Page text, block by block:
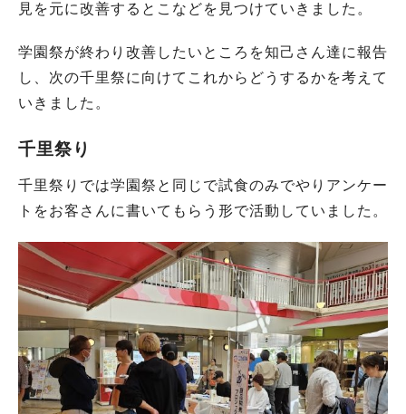
見を元に改善するとこなどを見つけていきました。
学園祭が終わり改善したいところを知己さん達に報告
し、次の千里祭に向けてこれからどうするかを考えて
いきました。
千里祭り
千里祭りでは学園祭と同じで試食のみでやりアンケー
トをお客さんに書いてもらう形で活動していました。